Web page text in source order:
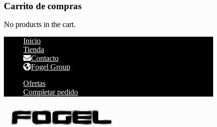
Carrito de compras
No products in the cart.
Inicio
Tienda
Contacto
Fogel Group
Ofertas
Completar pedido